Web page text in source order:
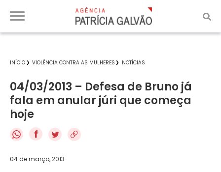
INÍCIO VIOLÊNCIA CONTRA AS MULHERES NOTÍCIAS
04/03/2013 – Defesa de Bruno já
fala em anular júri que começa
hoje
f
04 de março, 2013